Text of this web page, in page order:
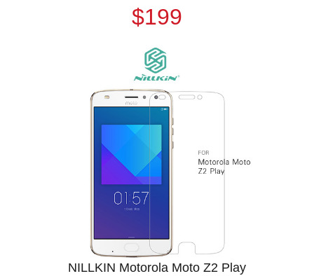
$199
NILLKIN Motorola Moto Z2 Play